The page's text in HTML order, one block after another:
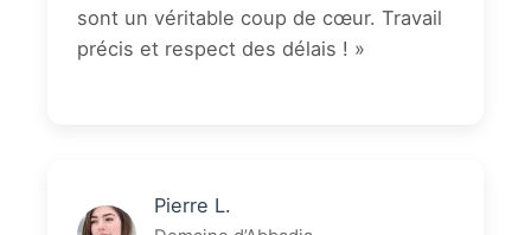
sont un véritable coup de cœur. Travail
précis et respect des délais ! »
Pierre L.